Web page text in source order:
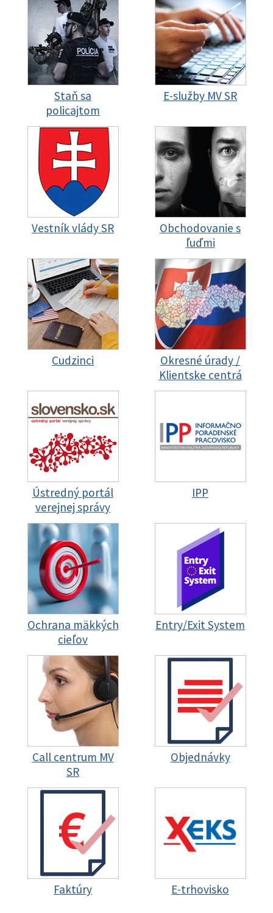
Staň sa
policajtom
E-služby MV SR
Vestník vlády SR
Obchodovanie s
ľuďmi
Cudzinci
Okresné úrady /
Klientske centrá
Ústredný portál
verejnej správy
IPP
Ochrana mäkkých
cieľov
Entry/Exit System
Call centrum MV
SR
Objednávky
Faktúry E-trhovisko